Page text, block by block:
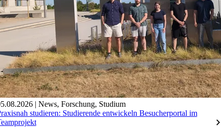
| News, Forschung, Studium
studieren: Studierende entwickeln Besucherportal im